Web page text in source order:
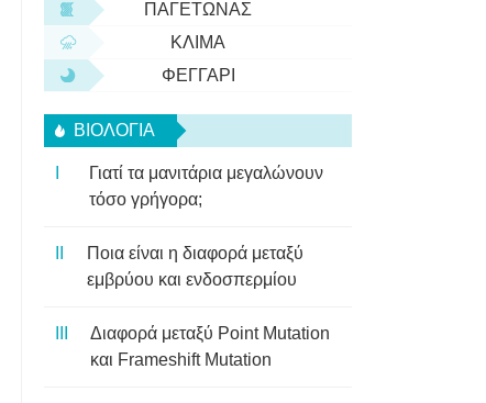
ΠΑΓΕΤΏΝΑΣ
ΚΛΊΜΑ
ΦΕΓΓΆΡΙ
ΒΙΟΛΟΓΊΑ
Γιατί τα μανιτάρια μεγαλώνουν
τόσο γρήγορα;
Ποια είναι η διαφορά μεταξύ
εμβρύου και ενδοσπερμίου
Διαφορά μεταξύ Point Mutation
και Frameshift Mutation